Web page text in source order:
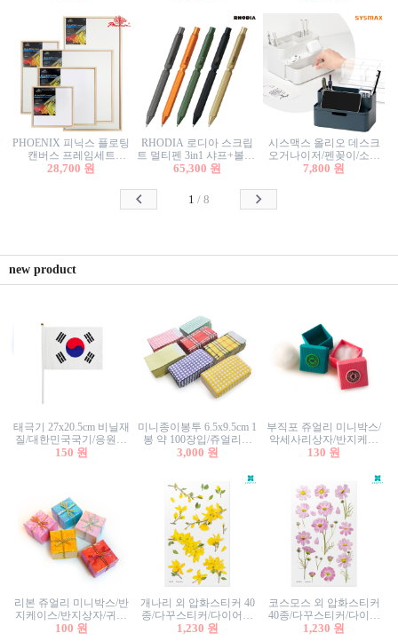
PHOENIX 피닉스 플로팅
캔버스 프레임세트
50x50cm/액자캔버스/인테
28,700 원
RHODIA 로디아 스크립
트 멀티펜 3in1 샤프+볼펜/
무광택 알루미늄 육각배
65,300 원
시스맥스 올리오 데스크
오거나이저/펜꽂이/소품
꽂이/소품함/정리함/수납
7,800 원
1 / 8
new product
태극기 27x20.5cm 비닐재
질/대한민국국기/응원깃
발/행사깃발
150 원
미니종이봉투 6.5x9.5cm 1
봉 약 100장입/쥬얼리봉
투/증명사진봉투/악세사
3,000 원
부직포 쥬얼리 미니박스/
악세사리상자/반지케이
스/반지상자/귀걸이상자/
130 원
리본 쥬얼리 미니박스/반
지케이스/반지상자/귀걸
이상자/귀걸이박스/악세
100 원
개나리 외 압화스티커 40
종/다꾸스티커/다이어리
꾸미기/꽃스티커/자연물
1,230 원
코스모스 외 압화스티커
40종/다꾸스티커/다이어
리꾸미기/꽃스티커/자연
1,230 원